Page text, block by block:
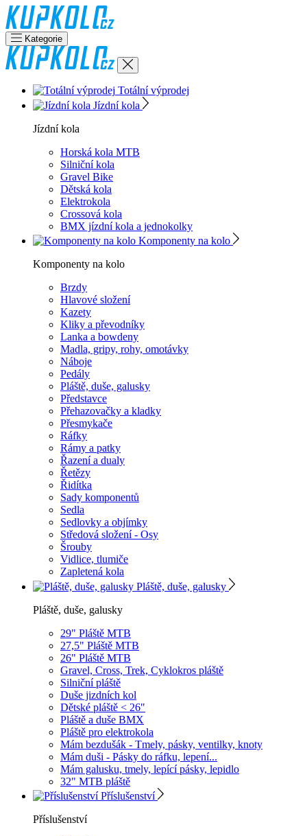
Kategorie
Totální výprodej
Jízdní kola
Jízdní kola
Horská kola MTB
Silniční kola
Gravel Bike
Dětská kola
Elektrokola
Crossová kola
BMX jízdní kola a jednokolky
Komponenty na kolo
Komponenty na kolo
Brzdy
Hlavové složení
Kazety
Kliky a převodníky
Lanka a bowdeny
Madla, gripy, rohy, omotávky
Náboje
Pedály
Pláště, duše, galusky
Představce
Přehazovačky a kladky
Přesmykače
Ráfky
Rámy a patky
Řazení a dualy
Řetězy
Řidítka
Sady komponentů
Sedla
Sedlovky a objímky
Středová složení - Osy
Šrouby
Vidlice, tlumiče
Zapletená kola
Pláště, duše, galusky
Pláště, duše, galusky
29" Pláště MTB
27,5" Pláště MTB
26" Pláště MTB
Gravel, Cross, Trek, Cyklokros pláště
Silniční pláště
Duše jizdních kol
Dětské pláště < 26"
Pláště a duše BMX
Pláště pro elektrokola
Mám bezdušák - Tmely, pásky, ventilky, knoty
Mám duši - Pásky do ráfku, lepení...
Mám galusku, tmely, lepící pásky, lepidlo
32" MTB pláště
Příslušenství
Příslušenství